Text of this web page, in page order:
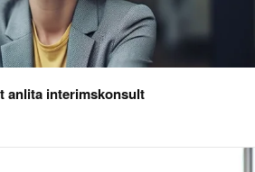
anlita interimskonsult